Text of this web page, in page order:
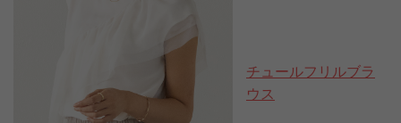
チュールフリルブラ
ウス